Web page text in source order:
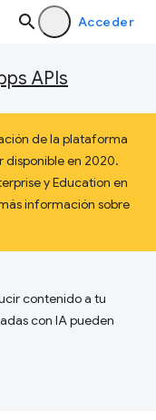
Acceder
APIs
de la plataforma
disponible en 2020.
y Education en
información sobre
contenido a tu
con IA pueden